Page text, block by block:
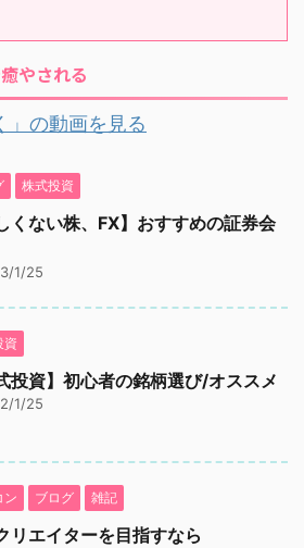
やされる
」の動画を見る
株式投資
くない株、FX】おすすめの証券会
1/25
資
投資】初心者の銘柄選び/オススメ
1/25
ン ブログ 雑記
リエイターを目指すなら